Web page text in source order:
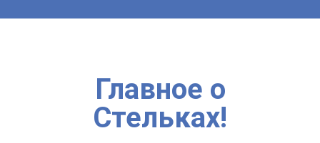
Главное о
Стельках!